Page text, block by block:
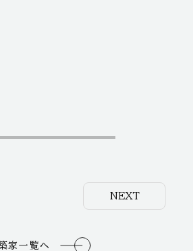
NEXT
家一覧へ